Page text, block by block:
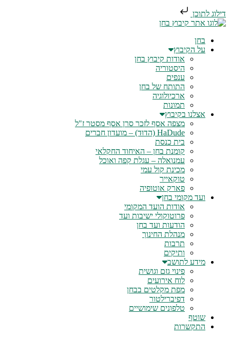
דילוג לתוכן
בחן
על הקיבוץ
אודות קיבוץ בחן
היסטוריה
ענפים
התותח של בחן
ארכיולוגיה
תמונות
אצלנו בקיבוץ
מצפה אסף לזכר סרן אסף מסטר ז"ל
HaDude (הדוּד) – מועדון חברים
בית כנסת
קומנת בחן – האיחוד החקלאי
עמנואלה – עגלת קפה ואוכל
מכינת קול עמי
טוקאייר
פארק אוטופיה
ועד מקומי בחן
אודות הועד המקומי
פרוטוקולי ישיבות ועד
הודעות ועד בחן
מנהלת החינוך
תרבות
ותיקים
מידע לתושב
פינוי גזם וגושית
לוח אירועים
מפת מקלטים בבחן
דפיברילטור
טלפונים שימושיים
שוטף
התקשרות